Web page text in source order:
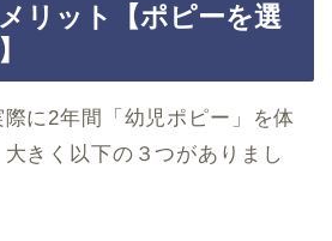
リット【ポピーを選
に2年間「幼児ポピー」を体
きく以下の３つがありまし